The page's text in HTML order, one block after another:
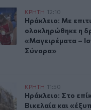
ΚΡΗΤΗ 12:10
Ηράκλειο: Με
Ηράκλειο: Με
ολοκληρώθηκε η
«Μαγειρέματα –
Σύνορα»
την Τρίτη η
ΚΡΗΤΗ 11:50
Ηράκλειο: Στο
Ηράκλειο: Στο
Βικελαία και